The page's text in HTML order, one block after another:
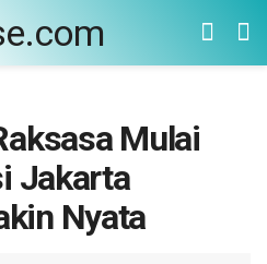
Mulai
Jakarta
Nyata